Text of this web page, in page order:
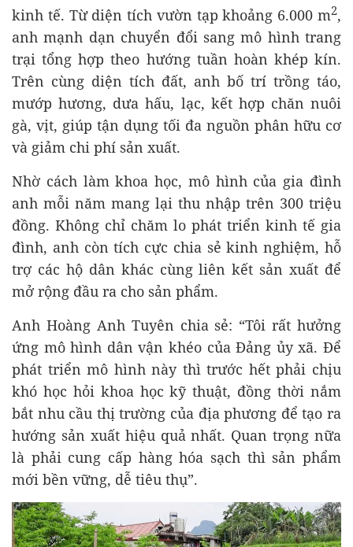
kinh tế. Từ diện tích vườn tạp khoảng 6.000 m2,
anh mạnh dạn chuyển đổi sang mô hình trang
trại tổng hợp theo hướng tuần hoàn khép kín.
Trên cùng diện tích đất, anh bố trí trồng táo,
mướp hương, dưa hấu, lạc, kết hợp chăn nuôi
gà, vịt, giúp tận dụng tối đa nguồn phân hữu cơ
và giảm chi phí sản xuất.
Nhờ cách làm khoa học, mô hình của gia đình
anh mỗi năm mang lại thu nhập trên 300 triệu
đồng. Không chỉ chăm lo phát triển kinh tế gia
đình, anh còn tích cực chia sẻ kinh nghiệm, hỗ
trợ các hộ dân khác cùng liên kết sản xuất để
mở rộng đầu ra cho sản phẩm.
Anh Hoàng Anh Tuyên chia sẻ: “Tôi rất hưởng
ứng mô hình dân vận khéo của Đảng ủy xã. Để
phát triển mô hình này thì trước hết phải chịu
khó học hỏi khoa học kỹ thuật, đồng thời nắm
bắt nhu cầu thị trường của địa phương để tạo ra
hướng sản xuất hiệu quả nhất. Quan trọng nữa
là phải cung cấp hàng hóa sạch thì sản phẩm
mới bền vững, dễ tiêu thụ”.